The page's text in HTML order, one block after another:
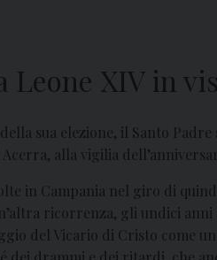
Leone XIV in
sua elezione, il Santo
alla vigilia
in Campania nel giro di
ricorrenza, gli undici
del Vicario di Cristo come